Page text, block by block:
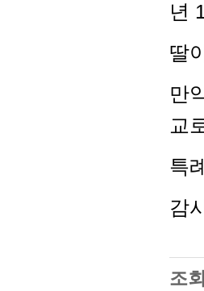
년
딸
만
교
특
감
조